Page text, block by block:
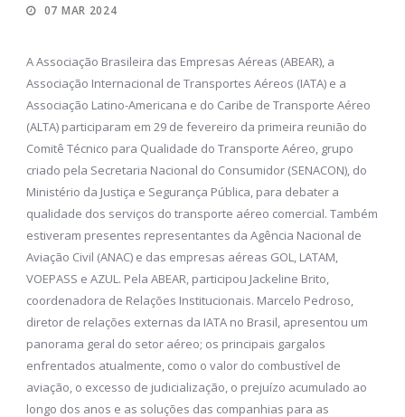
07 MAR 2024
A Associação Brasileira das Empresas Aéreas (ABEAR), a
Associação Internacional de Transportes Aéreos (IATA) e a
Associação Latino-Americana e do Caribe de Transporte Aéreo
(ALTA) participaram em 29 de fevereiro da primeira reunião do
Comitê Técnico para Qualidade do Transporte Aéreo, grupo
criado pela Secretaria Nacional do Consumidor (SENACON), do
Ministério da Justiça e Segurança Pública, para debater a
qualidade dos serviços do transporte aéreo comercial. Também
estiveram presentes representantes da Agência Nacional de
Aviação Civil (ANAC) e das empresas aéreas GOL, LATAM,
VOEPASS e AZUL. Pela ABEAR, participou Jackeline Brito,
coordenadora de Relações Institucionais. Marcelo Pedroso,
diretor de relações externas da IATA no Brasil, apresentou um
panorama geral do setor aéreo; os principais gargalos
enfrentados atualmente, como o valor do combustível de
aviação, o excesso de judicialização, o prejuízo acumulado ao
longo dos anos e as soluções das companhias para as